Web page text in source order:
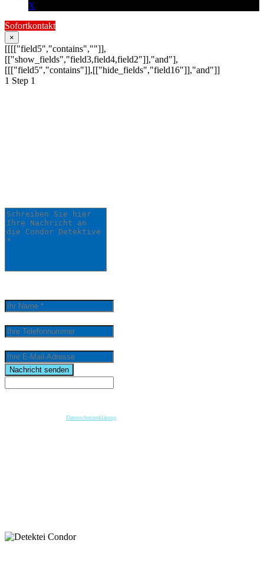
X
Sofortkontakt
×
[[[["field5","contains",""]],
[["show_fields","field3,field4,field2"]],"and"],
[[["field5","contains"]],[["hide_fields","field16"]],"and"]]
1 Step 1
Nachricht senden
Datenschutzerklärung